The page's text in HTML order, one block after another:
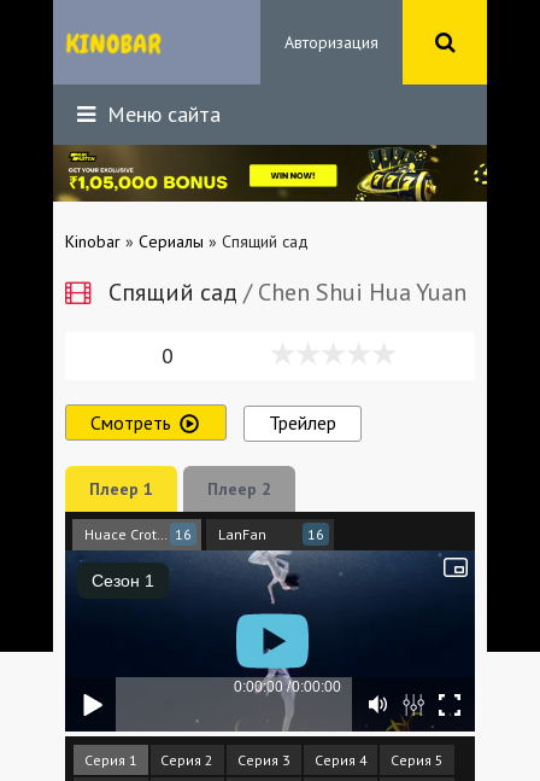
Авторизация
Меню сайта
Kinobar » Сериалы » Спящий сад
Спящий сад / Chen Shui Hua Yuan
0
Смотреть Трейлер
Плеер 1 Плеер 2
16 LanFan 16
Серия 1 Серия 2 Серия 3 Серия 4
Серия 5